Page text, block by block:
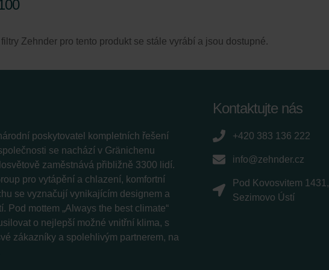
Zehnder pro tento produkt se stále vyrábí a jsou dostupné.
poskytovatel kompletních řešení
se nachází v Gränichenu
zaměstnává přibližně 3300 lidí.
pro vytápění a chlazení, komfortní
se vyznačují vynikajícím designem a
Pod mottem „Always the best climate“
o nejlepší možné vnitřní klima, s
zákazníky a spolehlivým partnerem, na
Kontaktujte nás
+420 383 136 222
info@zehnder.cz
Pod Kovosvitem 1431,
Sezimovo Ústí